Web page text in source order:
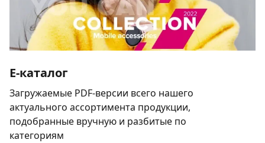
E-каталог
Загружаемые PDF-версии всего нашего
актуального ассортимента продукции,
подобранные вручную и разбитые по
категориям